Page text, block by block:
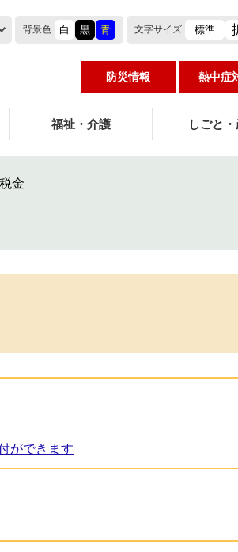
背景色 白 黒 青 文字サイズ 標準
防災情報 熱中症
福祉・介護 しごと
税金
ができます